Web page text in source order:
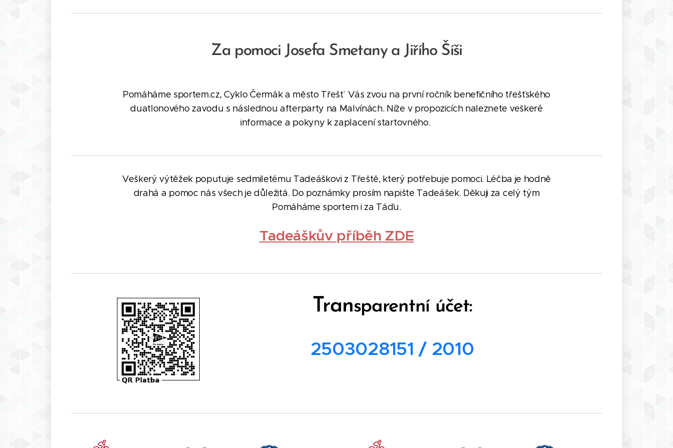
Za pomoci Josefa Smetany a Jiřího Šíši
Pomáháme sportem.cz, Cyklo Čermák a město Třešť Vás zvou na první ročník benefičního třešťského
duatlonového zavodu s následnou afterparty na Malvínách. Níže v propozicích naleznete veškeré
informace a pokyny k zaplacení startovného.
Veškerý výtěžek poputuje sedmiletému Tadeáškovi z Třeště, který potřebuje pomoci. Léčba je hodně
drahá a pomoc nás všech je důležitá. Do poznámky prosím napište Tadeášek. Děkuji za celý tým
Pomáháme sportem i za Táďu.
Tadeáškův příběh ZDE
Transparentní účet:
2503028151 / 2010